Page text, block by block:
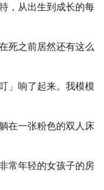
，从出生到成长的每
死之前居然还有这么
」响了起来。我模模
在一张粉色的双人床
常年轻的女孩子的房